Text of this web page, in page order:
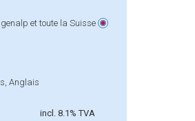
et toute la Suisse
Anglais
incl. 8.1% TVA